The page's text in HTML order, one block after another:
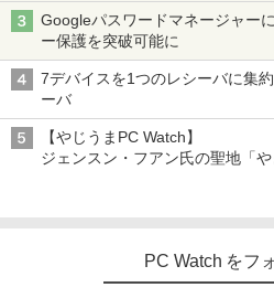
Googleパスワードマネージャー
ー保護を突破可能に
7デバイスを1つのレシーバに集
ーバ
【やじうまPC Watch】
ジェンスン・フアン氏の聖地「
～コース名を変更したのは
PC Watch をフ